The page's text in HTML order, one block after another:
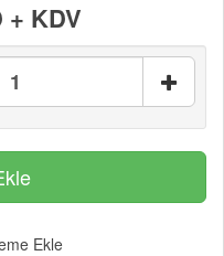
+ KDV
Ekle